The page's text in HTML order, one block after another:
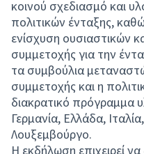
κοινού σχεδιασμό και
πολιτικών ένταξης,
ενίσχυση ουσιαστικών
συμμετοχής για την
τα συμβούλια
συμμετοχής και η
διακρατικό πρόγραμμα
Γερμανία, Ελλάδα,
Λουξεμβούργο.
Η εκδήλωση επιχειρεί